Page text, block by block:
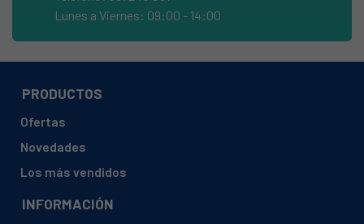
BAUKNECHT, HDD 5000
BAUKNECHT, MDE2441AGWM1
BAUKNECHT, MDE2441AGWMM
BAUKNECHT, TA CARE 6C
BAUKNECHT, TA PLATINUM 7C DI
Lunes a Viernes: 09:00 - 14:00
PRODUCTOS
Ofertas
Novedades
Los más vendidos
INFORMACIÓN